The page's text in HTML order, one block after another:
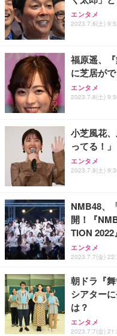
エンタメ
2023.7.8(土)
福原遥、
に芝居が
エンタメ
2023.7.8(土)
小芝風花
ってる！」
エンタメ
2023.7.8(土)
NMB48、
開！『
TION 2022
エンタメ
2023.7.7(金)
朝ドラ『
シアター
は？
エンタメ
2023.7.7(金)